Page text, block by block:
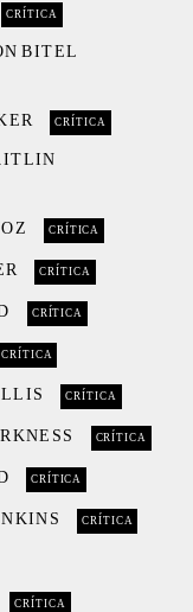
CRÍTICA
BITEL
CRÍTICA
CRÍTICA
CRÍTICA
CRÍTICA
CRÍTICA
CRÍTICA
CRÍTICA
CRÍTICA
CRÍTICA
CRÍTICA